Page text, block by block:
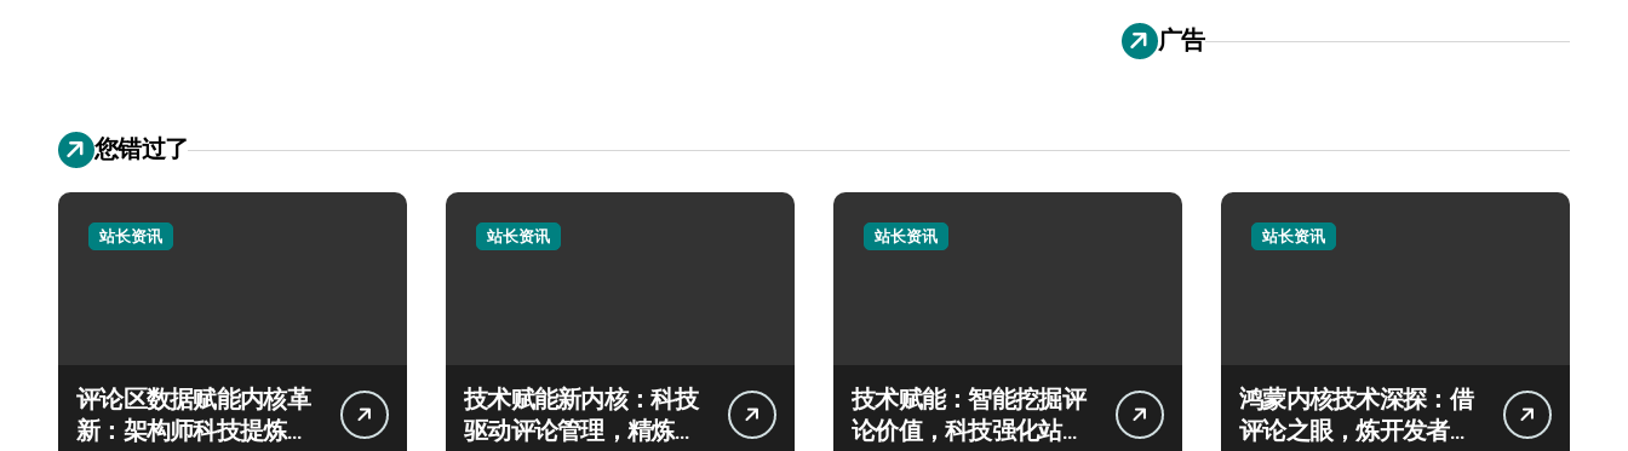
广告
您错过了
站长资讯
评论区数据赋能内核革
新：架构师科技提炼突
站长资讯
技术赋能新内核：科技
驱动评论管理，精炼内
站长资讯
技术赋能：智能挖掘评
论价值，科技强化站内
站长资讯
鸿蒙内核技术深探：借
评论之眼，炼开发者科